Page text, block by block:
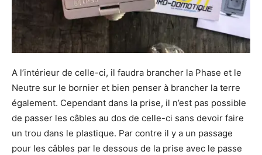
A l’intérieur de celle-ci, il faudra brancher la Phase et le
Neutre sur le bornier et bien penser à brancher la terre
également. Cependant dans la prise, il n’est pas possible
de passer les câbles au dos de celle-ci sans devoir faire
un trou dans le plastique. Par contre il y a un passage
pour les câbles par le dessous de la prise avec le passe